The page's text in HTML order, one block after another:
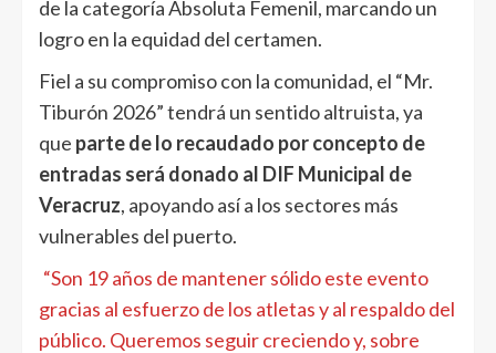
de la categoría Absoluta Femenil, marcando un
logro en la equidad del certamen.
Fiel a su compromiso con la comunidad, el “Mr.
Tiburón 2026” tendrá un sentido altruista, ya
que parte de lo recaudado por concepto de
entradas será donado al DIF Municipal de
Veracruz, apoyando así a los sectores más
vulnerables del puerto.
“Son 19 años de mantener sólido este evento
gracias al esfuerzo de los atletas y al respaldo del
público. Queremos seguir creciendo y, sobre